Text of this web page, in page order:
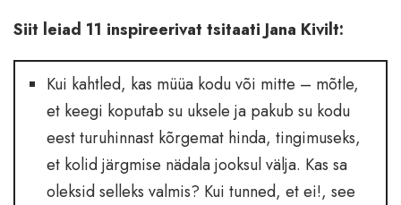
Siit leiad 11 inspireerivat tsitaati Jana Kivilt:
Kui kahtled, kas müüa kodu või mitte – mõtle,
et keegi koputab su uksele ja pakub su kodu
eest turuhinnast kõrgemat hinda, tingimuseks,
et kolid järgmise nädala jooksul välja. Kas sa
oleksid selleks valmis? Kui tunned, et ei!, see